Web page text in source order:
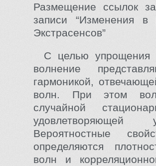
Размещение ссылок
записи “Изменения
Экстрасенсов”
С целью
волнение
гармоникой,
волн. При этом
случайной
удовлетворяющей
Вероятностные
определяются
волн и